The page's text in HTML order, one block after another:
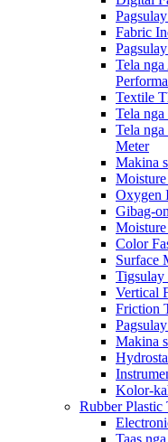
Fabric
Tela
Textile
Tela
Tela
Meter
Makina
Oxygen
Gibag-
Color
Surface
Tigsulay
Vertical
Friction
Makina
Kolor-
Rubber Plastic
Taas